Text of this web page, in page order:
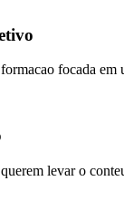
focada
levar o